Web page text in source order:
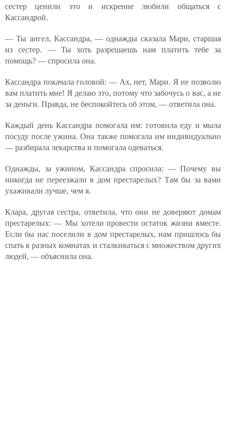
сестер ценили это и искренне любили общаться с
Кассандрой.
— Ты ангел, Кассандра, — однажды сказала Мари, старшая
из сестер. — Ты хоть разрешаешь нам платить тебе за
помощь? — спросила она.
Кассандра покачала головой: — Ах, нет, Мари. Я не позволю
вам платить мне! Я делаю это, потому что забочусь о вас, а не
за деньги. Правда, не беспокойтесь об этом, — ответила она.
Каждый день Кассандра помогала им: готовила еду и мыла
посуду после ужина. Она также помогала им индивидуально
— разбирала лекарства и помогала одеваться.
Однажды, за ужином, Кассандра спросила: — Почему вы
никогда не переезжали в дом престарелых? Там бы за вами
ухаживали лучше, чем я.
Клара, другая сестра, ответила, что они не доверяют домам
престарелых: — Мы хотели провести остаток жизни вместе.
Если бы нас поселили в дом престарелых, нам пришлось бы
спать в разных комнатах и сталкиваться с множеством других
людей, — объяснила она.